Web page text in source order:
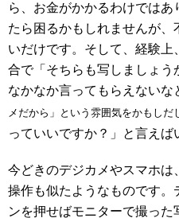
ら、お金がかかるわけでは
たら困るかもしれませんが、
いだけです。そして、経験上
合で「そちらも写しましょう
なかなか言ってもらえないな
メだから」という雰囲気をかもしだ
っていいですか？」と言えば
今どきのデジカメやスマホは
操作も似たようなものです。
ンを押せばモニターで撮っ